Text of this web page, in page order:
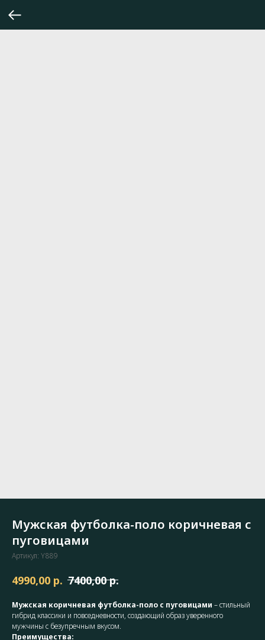
Мужская футболка-поло коричневая с
пуговицами
Артикул: Y889
4990,00 р. 7400,00 р.
Мужская коричневая футболка-поло с пуговицами – стильный
гибрид классики и повседневности, создающий образ уверенного
мужчины с безупречным вкусом.
Преимущества: